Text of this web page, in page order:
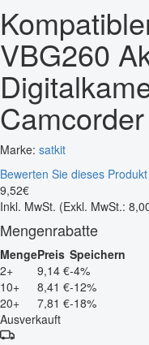
VBG260
Camcorder
Marke: satkit
Bewerten Sie dieses
9,52€
Inkl. MwSt. (Exkl. MwSt.:
Mengenrabatte
MengePreis Speichern
2+
9,14 €-4%
10+
8,41 €-12%
20+
7,81 €-18%
Ausverkauft